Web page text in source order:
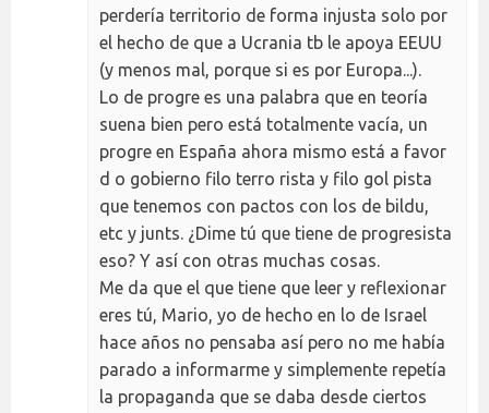
perdería territorio de forma injusta solo por
el hecho de que a Ucrania tb le apoya EEUU
(y menos mal, porque si es por Europa...).
Lo de progre es una palabra que en teoría
suena bien pero está totalmente vacía, un
progre en España ahora mismo está a favor
d o gobierno filo terro rista y filo gol pista
que tenemos con pactos con los de bildu,
etc y junts. ¿Dime tú que tiene de progresista
eso? Y así con otras muchas cosas.
Me da que el que tiene que leer y reflexionar
eres tú, Mario, yo de hecho en lo de Israel
hace años no pensaba así pero no me había
parado a informarme y simplemente repetía
la propaganda que se daba desde ciertos